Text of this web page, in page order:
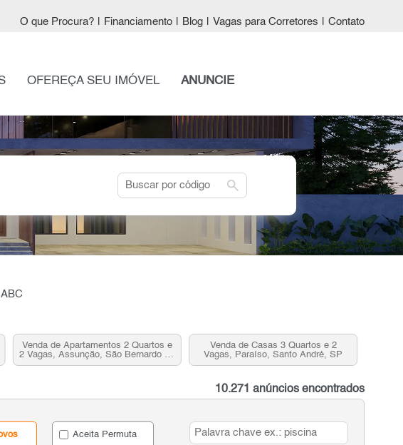
O que Procura? Financiamento Blog Vagas para Corretores Contato
OFEREÇA SEU IMÓVEL ANUNCIE
search
Venda de Apartamentos 2 Quartos e
2 Vagas, Assunção, São Bernardo do
Campo, SP
Venda de Casas 3 Quartos e 2
Vagas, Paraíso, Santo André, SP
10.271 anúncios encontrados
Aceita Permuta